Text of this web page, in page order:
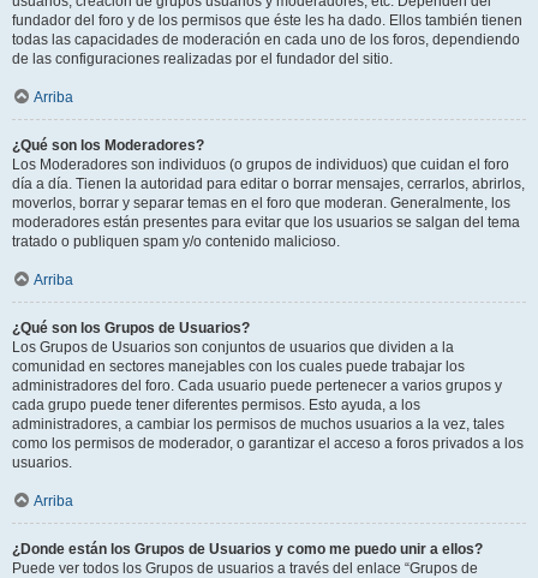
fundador del foro y de los permisos que éste les ha dado. Ellos también tienen
todas las capacidades de moderación en cada uno de los foros, dependiendo
de las configuraciones realizadas por el fundador del sitio.
Arriba
¿Qué son los Moderadores?
Los Moderadores son individuos (o grupos de individuos) que cuidan el foro
día a día. Tienen la autoridad para editar o borrar mensajes, cerrarlos, abrirlos,
moverlos, borrar y separar temas en el foro que moderan. Generalmente, los
moderadores están presentes para evitar que los usuarios se salgan del tema
tratado o publiquen spam y/o contenido malicioso.
Arriba
¿Qué son los Grupos de Usuarios?
Los Grupos de Usuarios son conjuntos de usuarios que dividen a la
comunidad en sectores manejables con los cuales puede trabajar los
administradores del foro. Cada usuario puede pertenecer a varios grupos y
cada grupo puede tener diferentes permisos. Esto ayuda, a los
administradores, a cambiar los permisos de muchos usuarios a la vez, tales
como los permisos de moderador, o garantizar el acceso a foros privados a los
usuarios.
Arriba
¿Donde están los Grupos de Usuarios y como me puedo unir a ellos?
Puede ver todos los Grupos de usuarios a través del enlace “Grupos de